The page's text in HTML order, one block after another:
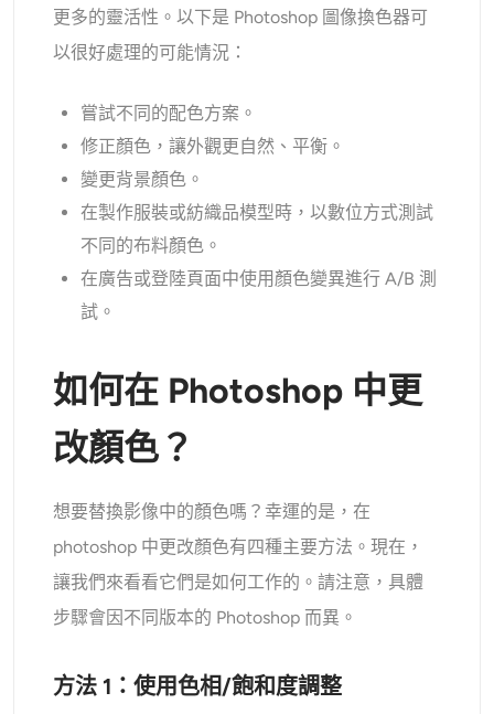
視頻工具
視頻效果
視頻增強器
影片浮水印去除器
更多的靈活性。以下是 Photoshop 圖像換色器可
以很好處理的可能情況：
嘗試不同的配色方案。
修正顏色，讓外觀更自然、平衡。
變更背景顏色。
在製作服裝或紡織品模型時，以數位方式測試
不同的布料顏色。
在廣告或登陸頁面中使用顏色變異進行 A/B 測
試。
如何在 Photoshop 中更
改顏色？
想要替換影像中的顏色嗎？幸運的是，在
photoshop 中更改顏色有四種主要方法。現在，
讓我們來看看它們是如何工作的。請注意，具體
步驟會因不同版本的 Photoshop 而異。
方法 1：使用色相/飽和度調整